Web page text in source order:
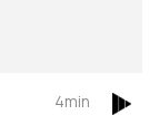
4min